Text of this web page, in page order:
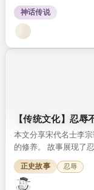
岳母改造，结果闹出了
神话传说
【传统文化】忍
本文分享宋代名士李
的修养。 故事展现了
我们细细品读。
正史故事 忍辱